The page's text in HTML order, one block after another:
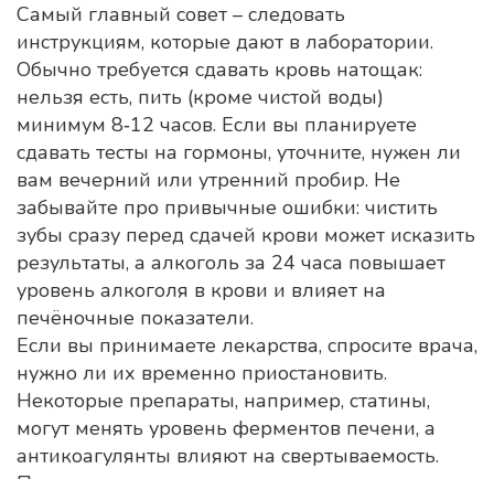
Самый главный совет – следовать
инструкциям, которые дают в лаборатории.
Обычно требуется сдавать кровь натощак:
нельзя есть, пить (кроме чистой воды)
минимум 8‑12 часов. Если вы планируете
сдавать тесты на гормоны, уточните, нужен ли
вам вечерний или утренний пробир. Не
забывайте про привычные ошибки: чистить
зубы сразу перед сдачей крови может исказить
результаты, а алкоголь за 24 часа повышает
уровень алкоголя в крови и влияет на
печёночные показатели.
Если вы принимаете лекарства, спросите врача,
нужно ли их временно приостановить.
Некоторые препараты, например, статины,
могут менять уровень ферментов печени, а
антикоагулянты влияют на свертываемость.